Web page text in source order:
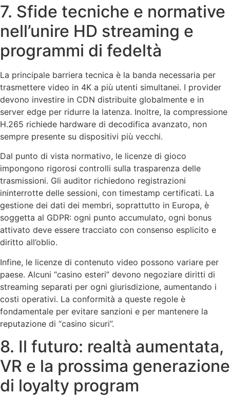
7. Sfide tecniche e normative
nell’unire HD streaming e
programmi di fedeltà
La principale barriera tecnica è la banda necessaria per
trasmettere video in 4K a più utenti simultanei. I provider
devono investire in CDN distribuite globalmente e in
server edge per ridurre la latenza. Inoltre, la compressione
H.265 richiede hardware di decodifica avanzato, non
sempre presente su dispositivi più vecchi.
Dal punto di vista normativo, le licenze di gioco
impongono rigorosi controlli sulla trasparenza delle
trasmissioni. Gli auditor richiedono registrazioni
ininterrotte delle sessioni, con timestamp certificati. La
gestione dei dati dei membri, soprattutto in Europa, è
soggetta al GDPR: ogni punto accumulato, ogni bonus
attivato deve essere tracciato con consenso esplicito e
diritto all’oblio.
Infine, le licenze di contenuto video possono variare per
paese. Alcuni “casino esteri” devono negoziare diritti di
streaming separati per ogni giurisdizione, aumentando i
costi operativi. La conformità a queste regole è
fondamentale per evitare sanzioni e per mantenere la
reputazione di “casino sicuri”.
8. Il futuro: realtà aumentata,
VR e la prossima generazione
di loyalty program